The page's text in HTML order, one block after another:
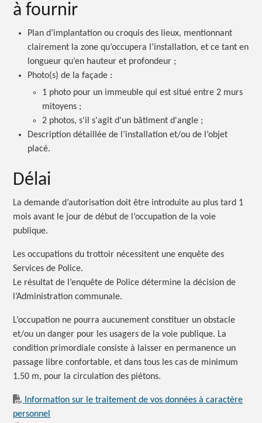
à fournir
Plan d’implantation ou croquis des lieux, mentionnant
clairement la zone qu’occupera l’installation, et ce tant en
longueur qu’en hauteur et profondeur ;
Photo(s) de la façade :
1 photo pour un immeuble qui est situé entre 2 murs
mitoyens ;
2 photos, s'il s'agit d'un bâtiment d'angle ;
Description détaillée de l’installation et/ou de l’objet
placé.
Délai
La demande d’autorisation doit être introduite au plus tard 1
mois avant le jour de début de l’occupation de la voie
publique.
Les occupations du trottoir nécessitent une enquête des
Services de Police.
Le résultat de l’enquête de Police détermine la décision de
l’Administration communale.
L’occupation ne pourra aucunement constituer un obstacle
et/ou un danger pour les usagers de la voie publique. La
condition primordiale consiste à laisser en permanence un
passage libre confortable, et dans tous les cas de minimum
1.50 m, pour la circulation des piétons.
Information sur le traitement de vos données à caractère
personnel